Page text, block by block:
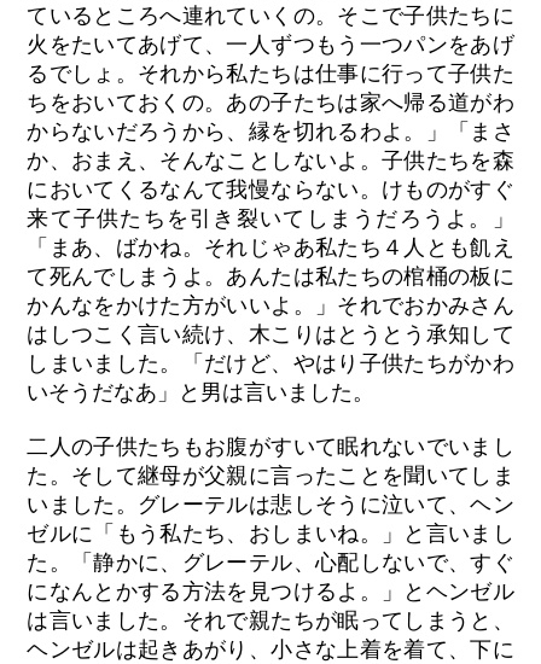
ているところへ連れていくの。そこで子供たちに
火をたいてあげて、一人ずつもう一つパンをあげ
るでしょ。それから私たちは仕事に行って子供た
ちをおいておくの。あの子たちは家へ帰る道がわ
からないだろうから、縁を切れるわよ。」「まさ
か、おまえ、そんなことしないよ。子供たちを森
においてくるなんて我慢ならない。けものがすぐ
来て子供たちを引き裂いてしまうだろうよ。」
「まあ、ばかね。それじゃあ私たち４人とも飢え
て死んでしまうよ。あんたは私たちの棺桶の板に
かんなをかけた方がいいよ。」それでおかみさん
はしつこく言い続け、木こりはとうとう承知して
しまいました。「だけど、やはり子供たちがかわ
いそうだなあ」と男は言いました。
二人の子供たちもお腹がすいて眠れないでいまし
た。そして継母が父親に言ったことを聞いてしま
いました。グレーテルは悲しそうに泣いて、ヘン
ゼルに「もう私たち、おしまいね。」と言いまし
た。「静かに、グレーテル、心配しないで、すぐ
になんとかする方法を見つけるよ。」とヘンゼル
は言いました。それで親たちが眠ってしまうと、
ヘンゼルは起きあがり、小さな上着を着て、下に